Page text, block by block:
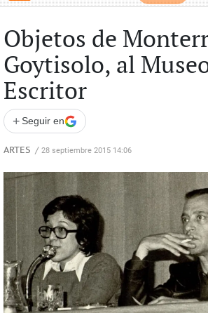
Objetos de
Goytisolo, al
Escritor
+ Seguir en
ARTES / 28 septiembre 2015 14:06